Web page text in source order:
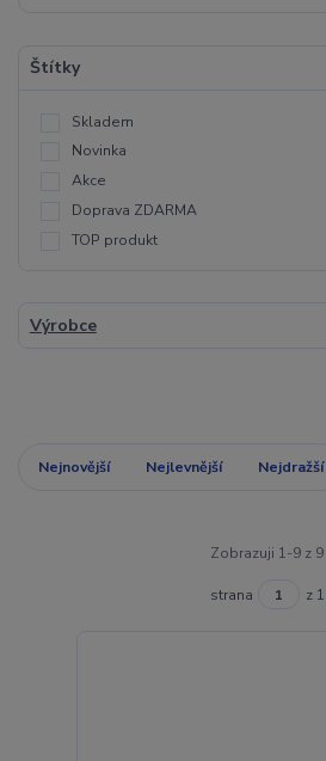
Štítky
Skladem
Novinka
Akce
Doprava ZDARMA
TOP produkt
Výrobce
Nejnovější Nejlevnější Nejdražší
Zobrazuji 1-9 z 9
strana z 1